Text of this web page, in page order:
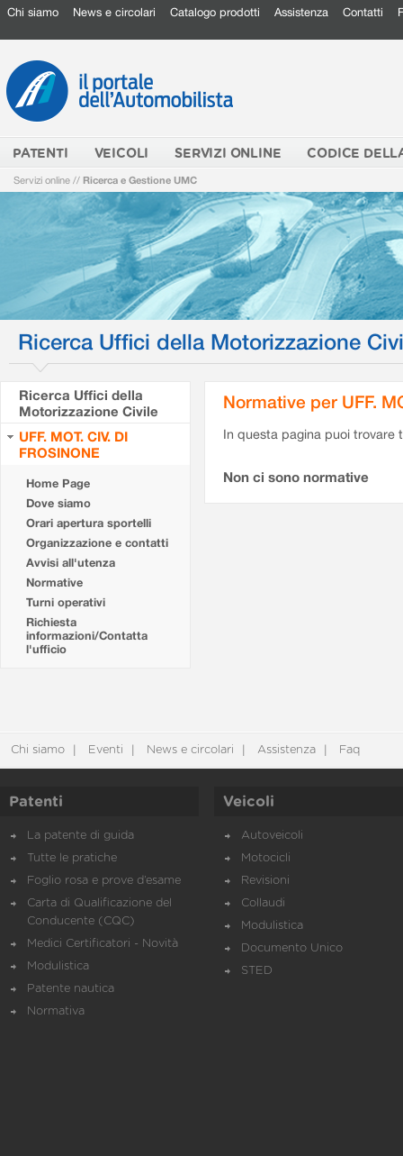
Chi siamo News e circolari Catalogo prodotti Assistenza Contatti
PATENTI VEICOLI SERVIZI ONLINE CODICE
Servizi online // Ricerca e Gestione UMC
Ricerca Uffici della Motorizzazione
Ricerca Uffici della
Motorizzazione Civile
UFF. MOT. CIV. DI
FROSINONE
Home Page
Dove siamo
Orari apertura sportelli
Organizzazione e contatti
Avvisi all'utenza
Normative
Turni operativi
Richiesta
informazioni/Contatta
l'ufficio
Normative per UFF.
In questa pagina puoi
Non ci sono normative
Chi siamo Eventi News e circolari Assistenza Faq
Patenti
La patente di guida
Tutte le pratiche
Foglio rosa e prove d’esame
Carta di Qualificazione del
Conducente (CQC)
Medici Certificatori - Novità
Modulistica
Patente nautica
Normativa
Veicoli
Autoveicoli
Motocicli
Revisioni
Collaudi
Modulistica
Documento Unico
STED